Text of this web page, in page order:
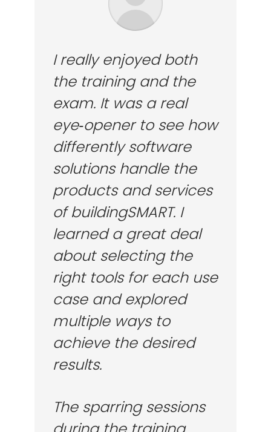
I really enjoyed both
the training and the
exam. It was a real
eye‑opener to see how
differently software
solutions handle the
products and services
of buildingSMART. I
learned a great deal
about selecting the
right tools for each use
case and explored
multiple ways to
achieve the desired
results.
The sparring sessions